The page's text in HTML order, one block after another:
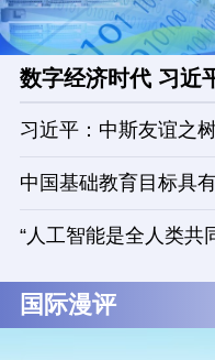
数字经济时代 习近
习近平：中斯友谊之
中国基础教育目标具
“人工智能是全人类共
国际漫评